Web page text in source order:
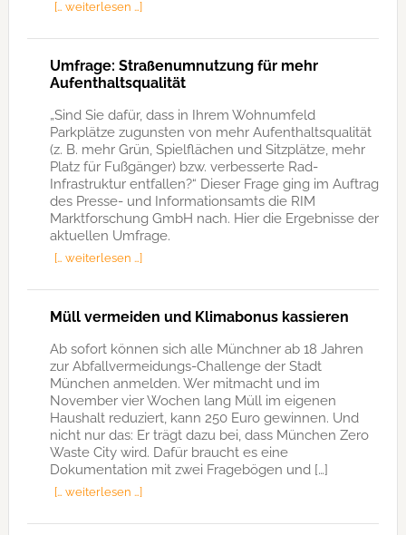
[… weiterlesen …]
Umfrage: Straßenumnutzung für mehr
Aufenthaltsqualität
„Sind Sie dafür, dass in Ihrem Wohnumfeld
Parkplätze zugunsten von mehr Aufenthaltsqualität
(z. B. mehr Grün, Spielflächen und Sitzplätze, mehr
Platz für Fußgänger) bzw. verbesserte Rad-
Infrastruktur entfallen?“ Dieser Frage ging im Auftrag
des Presse- und Informationsamts die RIM
Marktforschung GmbH nach. Hier die Ergebnisse der
aktuellen Umfrage.
[… weiterlesen …]
Müll vermeiden und Klimabonus kassieren
Ab sofort können sich alle Münchner ab 18 Jahren
zur Abfallvermeidungs-Challenge der Stadt
München anmelden. Wer mitmacht und im
November vier Wochen lang Müll im eigenen
Haushalt reduziert, kann 250 Euro gewinnen. Und
nicht nur das: Er trägt dazu bei, dass München Zero
Waste City wird. Dafür braucht es eine
Dokumentation mit zwei Fragebögen und […]
[… weiterlesen …]